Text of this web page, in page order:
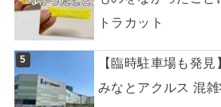
トラカット
【臨時駐車場も発
みなとアクルス 混